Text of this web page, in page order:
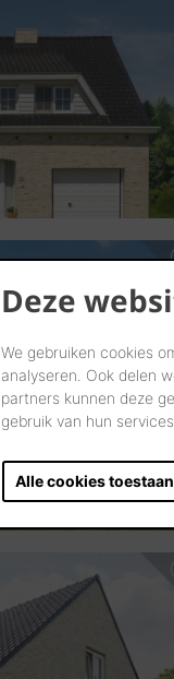
Deze
We gebruiken cookies
analyseren. Ook delen
partners kunnen deze
gebruik van hun services.
Alle cookies toestaan